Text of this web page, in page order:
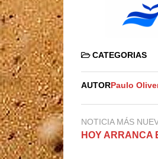
CATEGORIAS
AUTOR Paulo
NOTICIA MÁS
HOY ARRANCA